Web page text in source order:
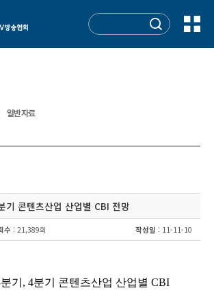
일반자료
기 콘텐츠산업 산업별 CBI 전망
수 : 21,389회 작성일 : 11-11-10
기, 4분기 콘텐츠산업 산업별 CBI